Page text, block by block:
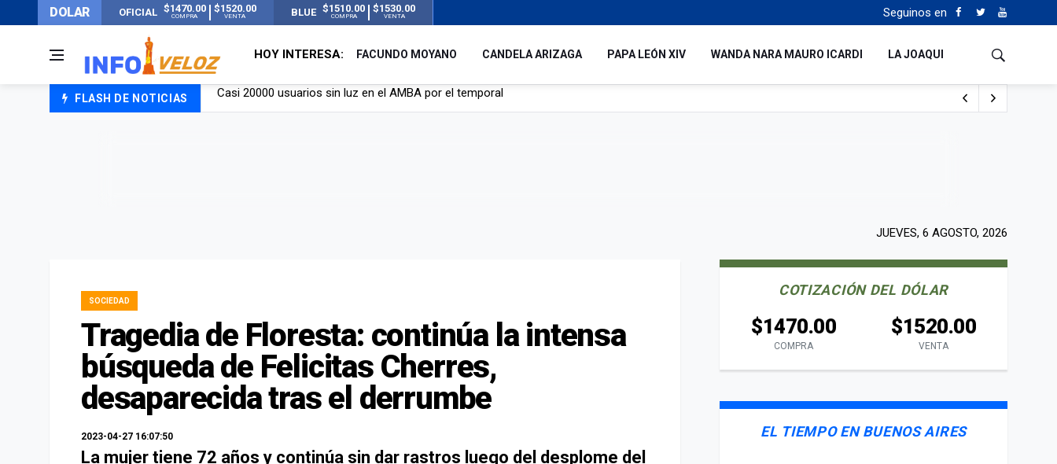
DOLAR OFICIAL $1470.00
COMPRA
$1520.00
VENTA BLUE $1510.00
COMPRA
$1530.00
VENTA Seguinos en
HOY INTERESA: FACUNDO MOYANO CANDELA ARIZAGA PAPA LEÓN XIV WANDA NARA MAURO ICARDI LA JOAQUI
FLASH DE NOTICIAS
Candela Arizaga rompió el silencio tras el incidente con Facundo Moyano: “Tengo errores como cualquiera”
JUEVES, 6 AGOSTO, 2026
SOCIEDAD
Tragedia de Floresta: continúa la intensa
búsqueda de Felicitas Cherres,
desaparecida tras el derrumbe
2023-04-27 16:07:50
La mujer tiene 72 años y continúa sin dar rastros luego del desplome del
COTIZACIÓN DEL DÓLAR
$1470.00
COMPRA
$1520.00
VENTA
EL TIEMPO EN BUENOS AIRES